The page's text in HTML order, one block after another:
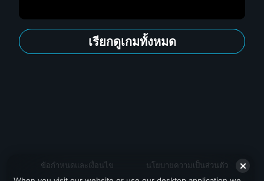
เรียกดูเกมทั้งหมด
ข้อกำหนดและเงื่อนไข
นโยบายความเป็นส่วนตัว